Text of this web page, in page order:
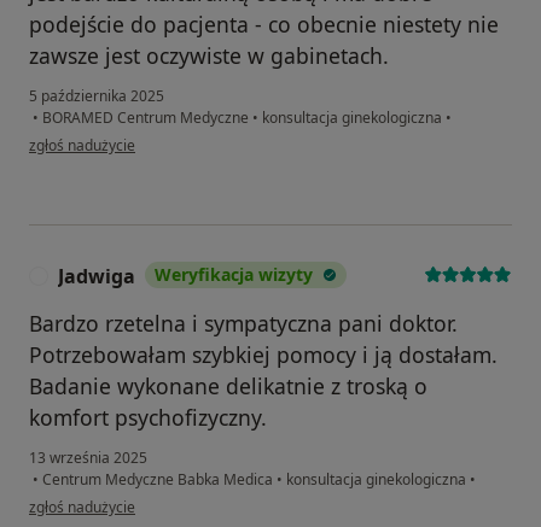
podejście do pacjenta - co obecnie niestety nie
zawsze jest oczywiste w gabinetach.
5 października 2025
• BORAMED Centrum Medyczne • konsultacja ginekologiczna •
w opinii użytkownika T.w.
zgłoś nadużycie
Jadwiga Weryfikacja wizyty
Bardzo rzetelna i sympatyczna pani doktor.
Potrzebowałam szybkiej pomocy i ją dostałam.
Badanie wykonane delikatnie z troską o
komfort psychofizyczny.
13 września 2025
• Centrum Medyczne Babka Medica • konsultacja ginekologiczna •
w opinii użytkownika Jadwiga
zgłoś nadużycie